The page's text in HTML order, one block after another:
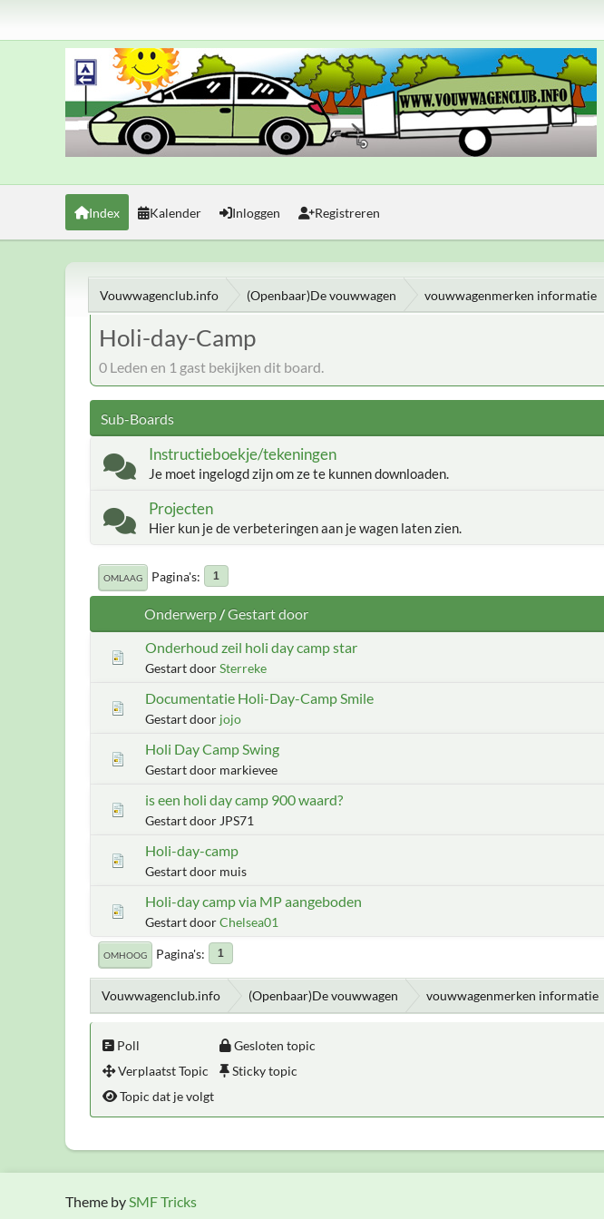
Index Kalender Inloggen Registreren
Vouwwagenclub.info (Openbaar)De vouwwagen vouwwagenmerken informatie
Holi-day-Camp
0 Leden en 1 gast bekijken dit board.
Sub-Boards
Instructieboekje/tekeningen
Je moet ingelogd zijn om ze te kunnen downloaden.
Projecten
Hier kun je de verbeteringen aan je wagen laten zien.
OMLAAG Pagina's 1
Onderwerp/Gestart door
Onderhoud zeil holi day camp star
Gestart doorSterreke
Documentatie Holi-Day-Camp Smile
Gestart door jojo
Holi Day Camp Swing
Gestart door markievee
is een holi day camp 900 waard?
Gestart door JPS71
Holi-day-camp
Gestart door muis
Holi-day camp via MP aangeboden
Gestart doorChelsea01
OMHOOG Pagina's 1
Vouwwagenclub.info (Openbaar)De vouwwagen vouwwagenmerken informatie
Poll
Verplaatst Topic
Gesloten topic
Sticky topic
Topic dat je volgt
Theme bySMF Tricks